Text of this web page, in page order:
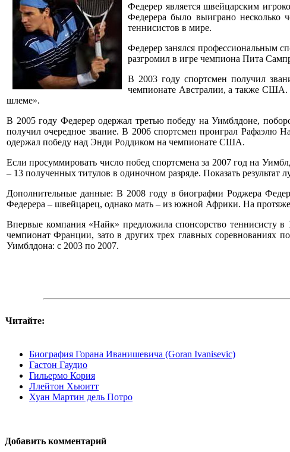
Федерер является швейцарским
Федерера было выиграно
теннисистов в мире.
Федерер занялся профессиональным
разгромил в игре чемпиона Пита
В 2003 году спортсмен получил
чемпионате Австралии, а также США.
шлеме».
В 2005 году Федерер одержал третью победу на Уимблдоне,
получил очередное звание. В 2006 спортсмен проиграл Рафаэлю
одержал победу над Энди Роддиком на чемпионате США.
Если просуммировать число побед спортсмена за 2007 год на
– 13 полученных титулов в одиночном разряде. Показать
Дополнительные данные: В 2008 году в биографии Роджера
Федерера – швейцарец, однако мать – из южной Африки. На
Впервые компания «Найк» предложила спонсорство теннисисту в
чемпионат Франции, зато в других трех главных
Уимблдона: с 2003 по 2007.
Читайте:
Биография Горана Иванишевича (Goran Ivanisevic)
Гастон Гаудио
Гильермо Кория
Ллейтон Хьюитт
Хуан Мартин дель Потро
Добавить комментарий